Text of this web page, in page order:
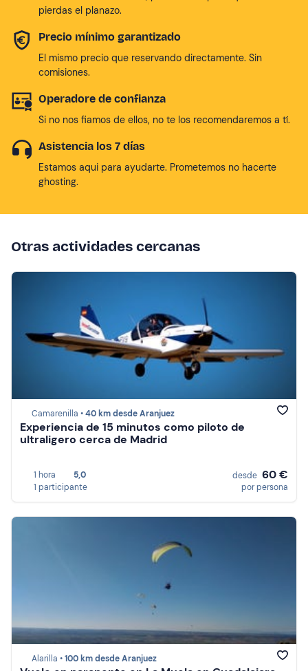
pierdas el planazo.
Precio mínimo garantizado
El mismo precio que reservando directamente. Sin
comisiones.
Operadore de confianza
Si no nos fiamos de ellos, no te los recomendaremos a tí.
Asistencia los 7 días
Estamos aqui para ayudarte. Prometemos no hacerte
ghosting.
Otras actividades cercanas
Camarenilla •40 km desde Aranjuez
Experiencia de 15 minutos como piloto de
ultraligero cerca de Madrid
1 hora
5,0
1 participante
desde 60 €
por persona
Alarilla •100 km desde Aranjuez